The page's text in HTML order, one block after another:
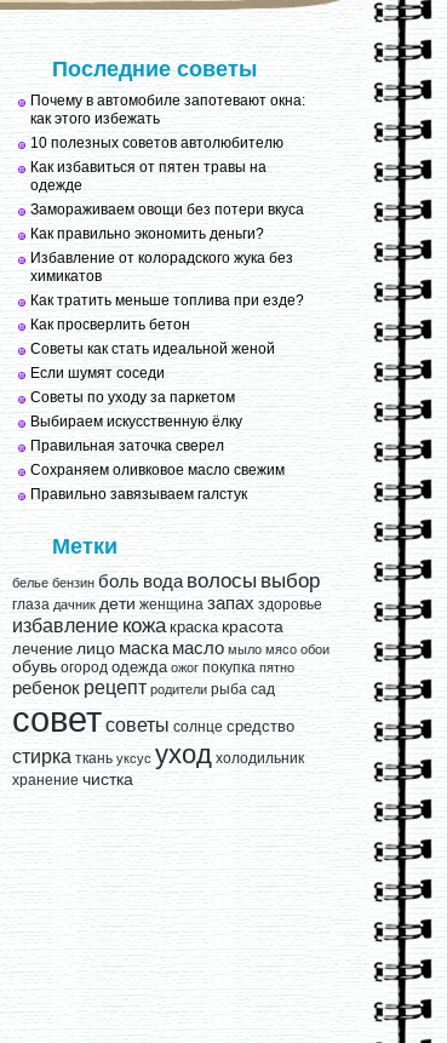
Последние советы
Почему в автомобиле запотевают окна:
как этого избежать
10 полезных советов автолюбителю
Как избавиться от пятен травы на
одежде
Замораживаем овощи без потери вкуса
Как правильно экономить деньги?
Избавление от колорадского жука без
химикатов
Как тратить меньше топлива при езде?
Как просверлить бетон
Советы как стать идеальной женой
Если шумят соседи
Советы по уходу за паркетом
Выбираем искусственную ёлку
Правильная заточка сверел
Сохраняем оливковое масло свежим
Правильно завязываем галстук
Метки
белье бензин боль вода волосы выбор
глаза дачник дети женщина запах здоровье
избавление кожа краска красота
лечение лицо маска масло мыло мясо обои
обувь огород одежда ожог покупка пятно
ребенок рецепт родители рыба сад
советсоветы солнце средство
стирка ткань уксус уход холодильник
хранение чистка